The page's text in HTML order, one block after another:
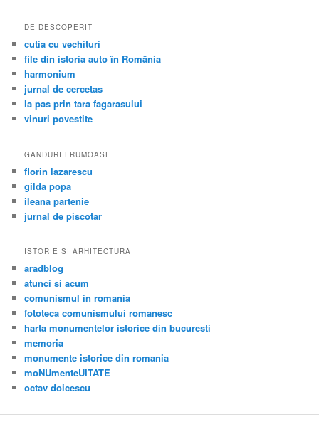
DE DESCOPERIT
cutia cu vechituri
file din istoria auto în România
harmonium
jurnal de cercetas
la pas prin tara fagarasului
vinuri povestite
GANDURI FRUMOASE
florin lazarescu
gilda popa
ileana partenie
jurnal de piscotar
ISTORIE SI ARHITECTURA
aradblog
atunci si acum
comunismul in romania
fototeca comunismului romanesc
harta monumentelor istorice din bucuresti
memoria
monumente istorice din romania
moNUmenteUITATE
octav doicescu